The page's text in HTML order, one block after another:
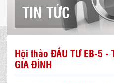
TIN TỨC
Hội thảo ĐẦU TƯ EB-5 -
GIA ĐÌNH